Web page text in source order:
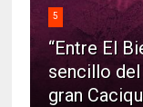
5
“Entre El
sencillo
gran